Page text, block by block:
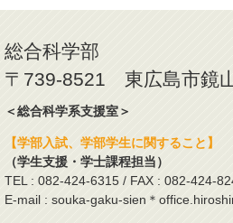
総合科学部
〒739-8521 東広島市鏡
＜総合科学系支援室＞
【学部入試、学部学生に関すること】
（学生支援・学士課程担当）
TEL : 082-424-6315 / FAX : 082-424-
E-mail : souka-gaku-sien＊